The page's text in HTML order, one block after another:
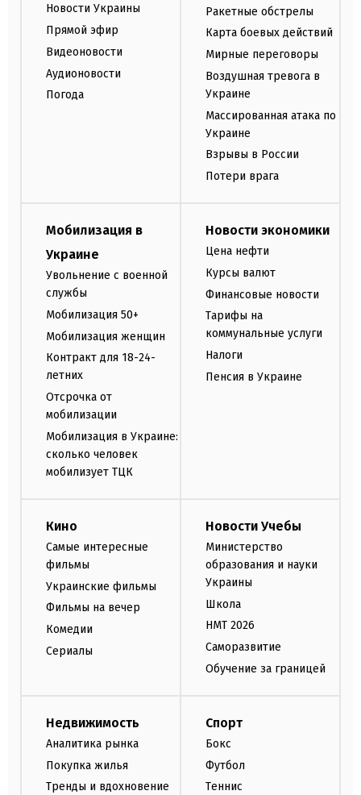
Новости Украины
Прямой эфир
Видеоновости
Аудионовости
Погода
Ракетные обстрелы
Карта боевых действий
Мирные переговоры
Воздушная тревога в
Украине
Массированная атака по
Украине
Взрывы в России
Потери врага
Мобилизация в
Украине
Увольнение с военной
службы
Мобилизация 50+
Мобилизация женщин
Контракт для 18-24-
летних
Отсрочка от
мобилизации
Мобилизация в Украине:
сколько человек
мобилизует ТЦК
Новости экономики
Цена нефти
Курсы валют
Финансовые новости
Тарифы на
коммунальные услуги
Налоги
Пенсия в Украине
Кино
Самые интересные
фильмы
Украинские фильмы
Фильмы на вечер
Комедии
Сериалы
Новости Учебы
Министерство
образования и науки
Украины
Школа
НМТ 2026
Саморазвитие
Обучение за границей
Недвижимость
Аналитика рынка
Покупка жилья
Тренды и вдохновение
Спорт
Бокс
Футбол
Теннис